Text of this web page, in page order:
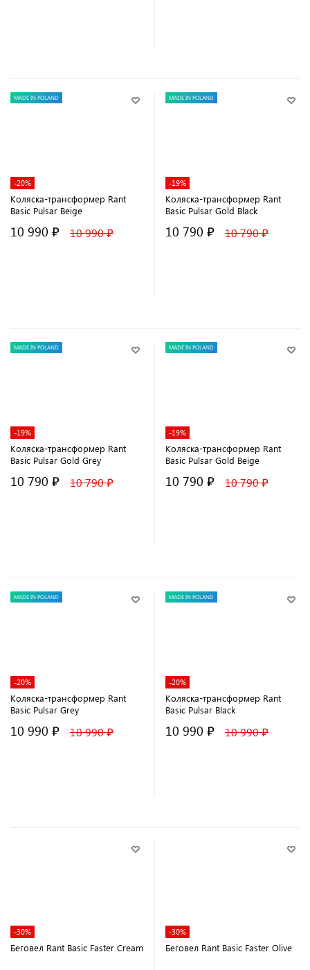
MADE IN POLAND
-20%
Коляска-трансформер Rant
Basic Pulsar Beige
10 990 ₽ 10 990 ₽
MADE IN POLAND
-19%
Коляска-трансформер Rant
Basic Pulsar Gold Black
10 790 ₽ 10 790 ₽
MADE IN POLAND
-19%
Коляска-трансформер Rant
Basic Pulsar Gold Grey
10 790 ₽ 10 790 ₽
MADE IN POLAND
-19%
Коляска-трансформер Rant
Basic Pulsar Gold Beige
10 790 ₽ 10 790 ₽
MADE IN POLAND
-20%
Коляска-трансформер Rant
Basic Pulsar Grey
10 990 ₽ 10 990 ₽
MADE IN POLAND
-20%
Коляска-трансформер Rant
Basic Pulsar Black
10 990 ₽ 10 990 ₽
-30%
Беговел Rant Basic Faster Cream
-30%
Беговел Rant Basic Faster Olive